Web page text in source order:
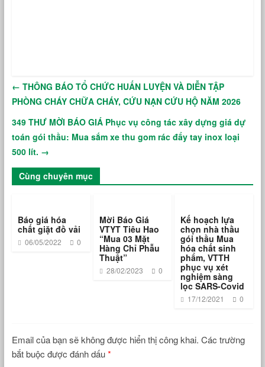
← THÔNG BÁO TỔ CHỨC HUẤN LUYỆN VÀ DIỄN TẬP
PHÒNG CHÁY CHỮA CHÁY, CỨU NẠN CỨU HỘ NĂM 2026
349 THƯ MỜI BÁO GIÁ Phục vụ công tác xây dựng giá dự
toán gói thầu: Mua sắm xe thu gom rác đẩy tay inox loại
500 lít. →
Cùng chuyên mục
Báo giá hóa
chất giặt đồ vải
06/05/2022 0
Mời Báo Giá
VTYT Tiêu Hao
“Mua 03 Mặt
Hàng Chỉ Phẫu
Thuật”
28/02/2023 0
Kế hoạch lựa
chọn nhà thầu
gói thầu Mua
hóa chất sinh
phẩm, VTTH
phục vụ xét
nghiệm sàng
lọc SARS-Covid
17/12/2021 0
Email của bạn sẽ không được hiển thị công khai. Các trường
bắt buộc được đánh dấu*